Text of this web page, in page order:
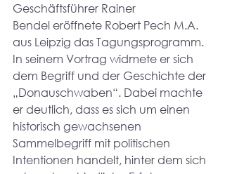
Geschäftsführer Rainer
Bendel eröffnete Robert Pech M.A.
aus Leipzig das Tagungsprogramm.
In seinem Vortrag widmete er sich
dem Begriff und der Geschichte der
„Donauschwaben“. Dabei machte
er deutlich, dass es sich um einen
historisch gewachsenen
Sammelbegriff mit politischen
Intentionen handelt, hinter dem sich